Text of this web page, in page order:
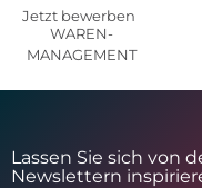
Jetzt bewerben
WAREN-
MANAGEMENT
Lassen Sie sich von
Newslettern